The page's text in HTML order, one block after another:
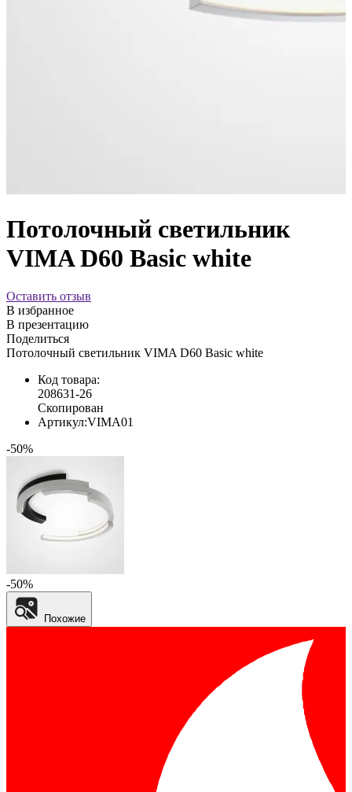
Потолочный светильник
VIMA D60 Basic white
Оставить отзыв
В избранное
В презентацию
Поделиться
Потолочный светильник VIMA D60 Basic white
Код товара:
208631-26
Скопирован
Артикул:VIMA01
-50%
-50%
Похожие